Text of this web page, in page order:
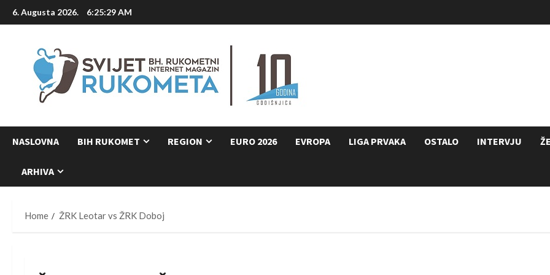
Skip
to
6. Augusta 2026. 6:25:30 AM
NASLOVNA BIH RUKOMET REGION EURO 2026 EVROPA LIGA PRVAKA OSTALO INTERVJU
ARHIVA
Home ŽRK Leotar vs ŽRK Doboj